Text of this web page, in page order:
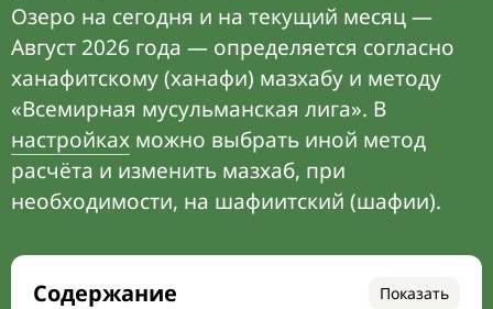
Озеро на сегодня и на текущий месяц —
Август 2026 года — определяется согласно
ханафитскому (ханафи) мазхабу и методу
«Всемирная мусульманская лига». В
настройках можно выбрать иной метод
расчёта и изменить мазхаб, при
необходимости, на шафиитский (шафии).
Содержание Показать